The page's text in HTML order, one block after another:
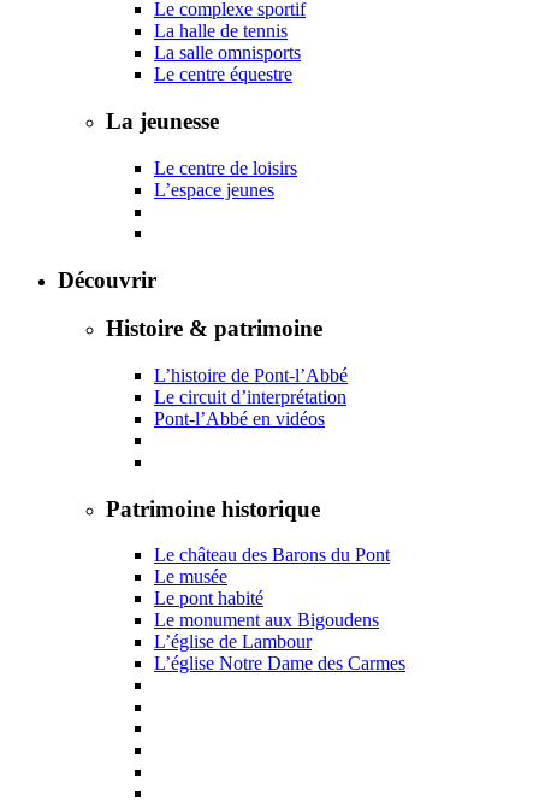
Le complexe sportif
La halle de tennis
La salle omnisports
Le centre équestre
La jeunesse
Le centre de loisirs
L’espace jeunes
Découvrir
Histoire & patrimoine
L’histoire de Pont-l’Abbé
Le circuit d’interprétation
Pont-l’Abbé en vidéos
Patrimoine historique
Le château des Barons du Pont
Le musée
Le pont habité
Le monument aux Bigoudens
L’église de Lambour
L’église Notre Dame des Carmes